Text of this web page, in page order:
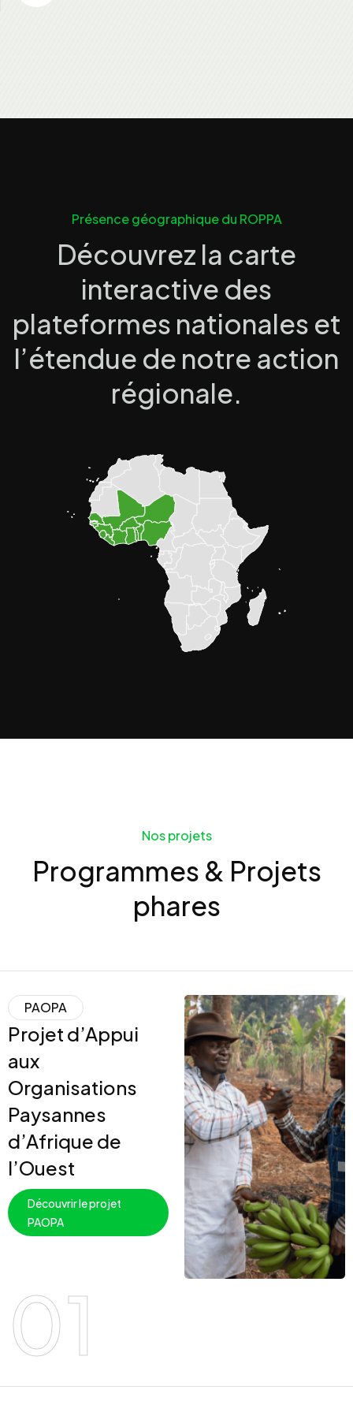
Présence géographique du ROPPA
Découvrez la carte
interactive des
plateformes nationales et
l’étendue de notre action
régionale.
Nos projets
Programmes & Projets
phares
PAOPA
Projet d’Appui
aux
Organisations
Paysannes
d’Afrique de
l’Ouest
Découvrir le projet
PAOPA
01